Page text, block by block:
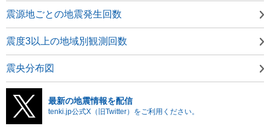
震源地ごとの地震発生回数
震度3以上の地域別観測回数
震央分布図
最新の地震情報を配信
tenki.jp公式X（旧Twitter）をご利用ください。